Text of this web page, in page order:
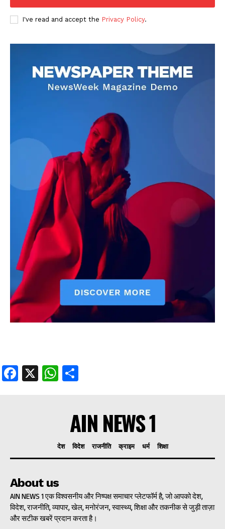
I've read and accept the Privacy Policy.
Facebook
X WhatsApp
AIN NEWS 1
देश विदेश राजनीति क्राइम धर्म शिक्षा
About us
AIN NEWS 1 एक विश्वसनीय और निष्पक्ष समाचार प्लेटफॉर्म है, जो आपको देश,
विदेश, राजनीति, व्यापार, खेल, मनोरंजन, स्वास्थ्य, शिक्षा और तकनीक से जुड़ी ताज़ा
और सटीक खबरें प्रदान करता है।